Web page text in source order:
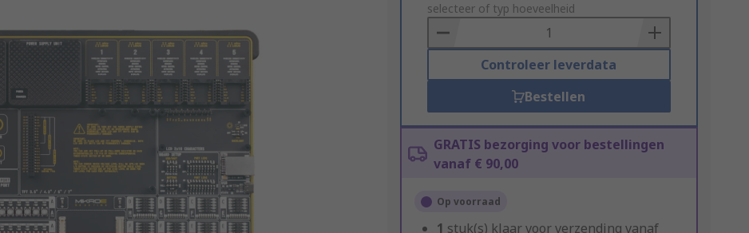
to
Basket
selecteer of typ hoeveelheid
Controleer leverdata
Bestellen
GRATIS bezorging voor bestellingen
vanaf € 90,00
Op voorraad
1 stuk(s) klaar voor verzending vanaf